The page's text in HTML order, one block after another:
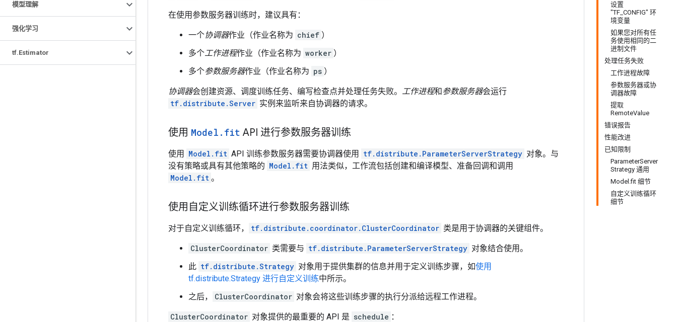
模型理解
强化学习
tf.Estimator
设置
"TF_CONFIG" 环
境变量
如果您对所有任
务使用相同的二
进制文件
处理任务失败
工作进程故障
参数服务器或协
调器故障
提取
RemoteValue
错误报告
性能改进
已知限制
ParameterServer
Strategy 通用
Model.fit 细节
自定义训练循环
细节
在使用参数服务器训练时，建议具有：
一个协调器作业（作业名称为 chief ）
多个工作进程作业（作业名称为 worker ）
多个参数服务器作业（作业名称为 ps ）
协调器会创建资源、调度训练任务、编写检查点并处理任务失败。 工作进程和参数服务器会运行
tf.distribute.Server 实例来监听来自协调器的请求。
使用 Model . fit API 进行参数服务器训练
使用 Model.fit API 训练参数服务器需要协调器使用 tf.distribute.ParameterServerStrategy 对象。与
没有策略或具有其他策略的 Model.fit 用法类似，工作流包括创建和编译模型、准备回调和调用
Model.fit 。
使用自定义训练循环进行参数服务器训练
对于自定义训练循环， tf.distribute.coordinator.ClusterCoordinator 类是用于协调器的关键组件。
ClusterCoordinator 类需要与 tf.distribute.ParameterServerStrategy 对象结合使用。
此 tf.distribute.Strategy 对象用于提供集群的信息并用于定义训练步骤，如使用
tf.distribute.Strategy 进行自定义训练中所示。
之后，
ClusterCoordinator 对象会将这些训练步骤的执行分派给远程工作进程。
ClusterCoordinator 对象提供的最重要的 API 是 schedule ：